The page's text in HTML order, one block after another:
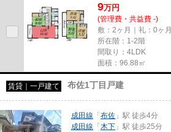
9万円
(管理費・共益費 -)
敷：2ヶ月｜礼：0ヶ月
所在階：1-2階
間取り：4LDK
面積：96.88㎡
賃貸｜一戸建て 布佐1丁目戸建
成田線 「 布佐 」駅 徒歩4分
成田線 「 木下 」駅 徒歩25分